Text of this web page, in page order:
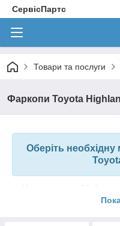
СервісПартс
Товари та послуги
Фаркопи Toyota
Оберіть
У цьому розділі ви
підходящий для вас